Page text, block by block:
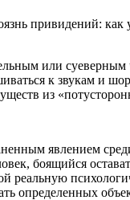
привидений: как
или
к звукам и
из
явлением
боящийся
реальную
определенных